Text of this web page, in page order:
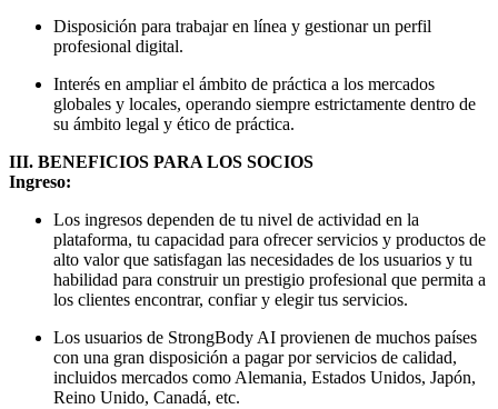
Disposición para trabajar en línea y gestionar un perfil
profesional digital.
Interés en ampliar el ámbito de práctica a los mercados
globales y locales, operando siempre estrictamente dentro de
su ámbito legal y ético de práctica.
III. BENEFICIOS PARA LOS SOCIOS
Ingreso:
Los ingresos dependen de tu nivel de actividad en la
plataforma, tu capacidad para ofrecer servicios y productos de
alto valor que satisfagan las necesidades de los usuarios y tu
habilidad para construir un prestigio profesional que permita a
los clientes encontrar, confiar y elegir tus servicios.
Los usuarios de StrongBody AI provienen de muchos países
con una gran disposición a pagar por servicios de calidad,
incluidos mercados como Alemania, Estados Unidos, Japón,
Reino Unido, Canadá, etc.